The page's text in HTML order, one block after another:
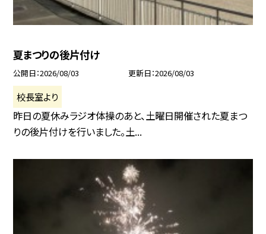
夏まつりの後片付け
公開日 2026/08/03 更新日 2026/08/03
校長室より
昨日の夏休みラジオ体操のあと、土曜日開催された夏まつ
りの後片付けを行いました。土...